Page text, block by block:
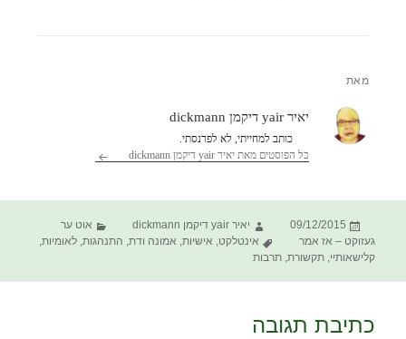
מאת
יאיר yair דיקמן dickmann
כותב למחייתי, לא לפרנסתי.
כל הפוסטים מאת יאיר yair דיקמן dickmann‏
פורסם
בתאריך
09/12/2015 מחבר
יאיר yair דיקמן dickmann קטגוריות
אוט ער
געזוקט – אז אמר
תגיות
אינטלקט אישיות אמונה ודת התנהגות ,לאומיות
קלישאותיי ,תקשורת ,תרבות
כתיבת תגובה